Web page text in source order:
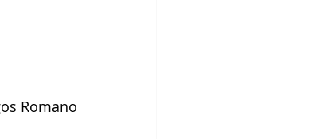
Romano